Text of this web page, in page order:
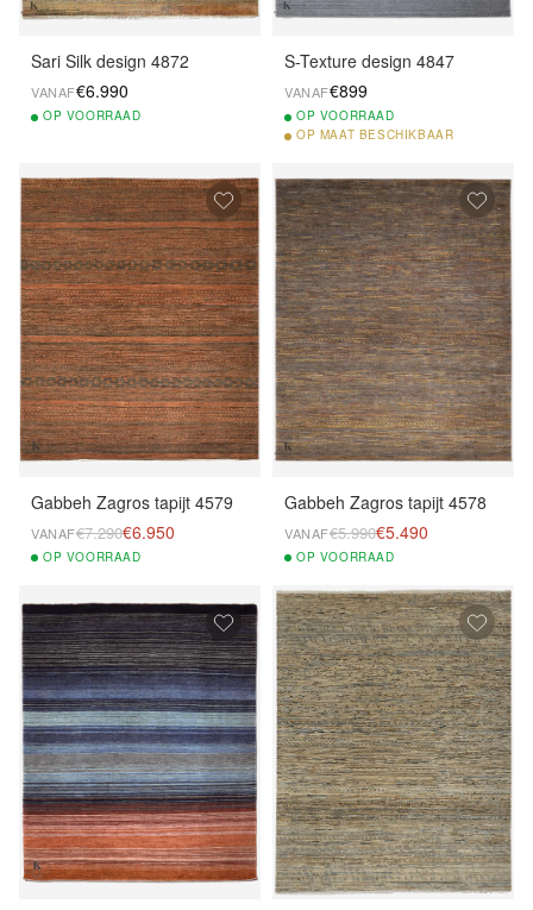
Sari Silk design 4872
VANAF€6.990
OP VOORRAAD
S-Texture design 4847
VANAF€899
OP VOORRAAD
OP MAAT BESCHIKBAAR
Gabbeh Zagros tapijt 4579
VANAF€7.290€6.950
OP VOORRAAD
Gabbeh Zagros tapijt 4578
VANAF€5.990€5.490
OP VOORRAAD